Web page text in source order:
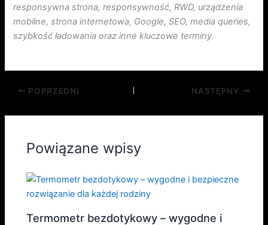
responsywna strona, responsywność, RWD, urządzenia
mobilne, strona internetowa, Google, SEO, media queries,
szybkość ładowania oraz inne kluczowe terminy.
POPRZEDNI NASTĘPNY
Powiązane wpisy
Termometr bezdotykowy – wygodne i